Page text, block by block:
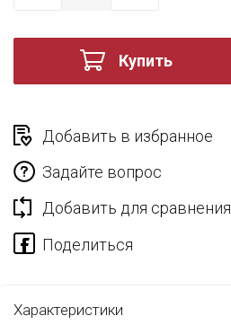
Купить
Добавить в избранное
Задайте вопрос
Добавить для сравнения
Характеристики